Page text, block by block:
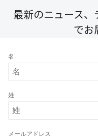
最新のニュース
でお